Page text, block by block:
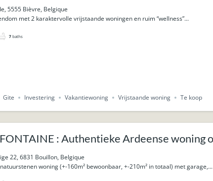
5555 Bièvre, Belgique
met 2 karaktervolle vrijstaande woningen en ruim “wellness”...
7 baths
Gite Investering Vakantiewoning Vrijstaande woning Te koop
: Authentieke Ardeense woning
22, 6831 Bouillon, Belgique
woning (+-160m² bewoonbaar, +-210m² in totaal) met garage,...